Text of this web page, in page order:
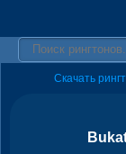
Скачать